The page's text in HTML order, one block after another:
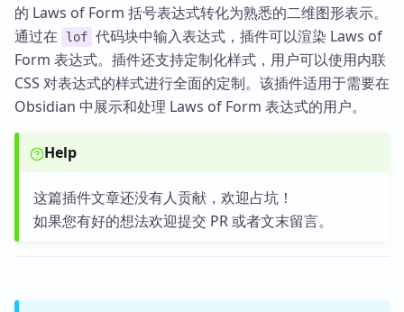
的 Laws of Form 括号表达式转化为熟悉的二维图形表示。
通过在
lof 代码块中输入表达式，插件可以渲染 Laws of
Form 表达式。插件还支持定制化样式，用户可以使用内联
CSS 对表达式的样式进行全面的定制。该插件适用于需要在
Obsidian 中展示和处理 Laws of Form 表达式的用户。
Help
这篇插件文章还没有人贡献，欢迎占坑！
如果您有好的想法欢迎提交 PR 或者文末留言。